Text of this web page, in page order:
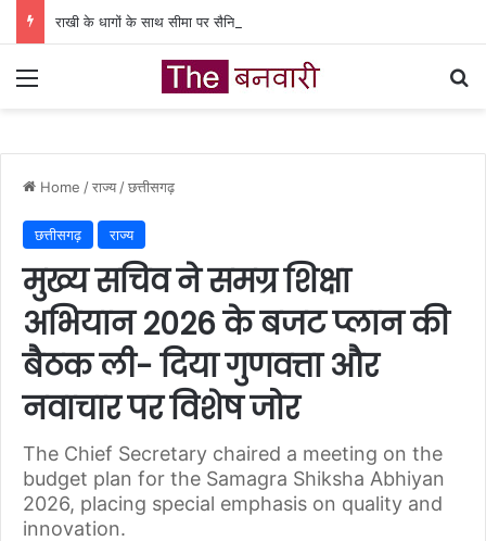
Menu
Home /राज्य /छत्तीसगढ़
छत्तीसगढ़ राज्य
मुख्य सचिव ने समग्र शिक्षा
अभियान 2026 के बजट प्लान की
बैठक ली- दिया गुणवत्ता और
नवाचार पर विशेष जोर
The Chief Secretary chaired a meeting on the
budget plan for the Samagra Shiksha Abhiyan
2026, placing special emphasis on quality and
innovation.